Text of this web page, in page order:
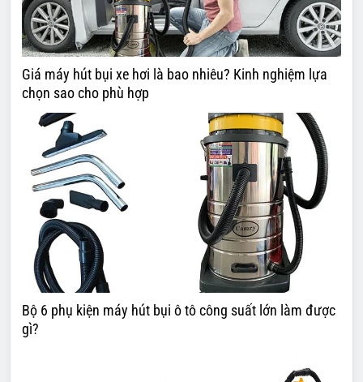
Giá máy hút bụi xe hơi là bao nhiêu? Kinh nghiệm lựa
chọn sao cho phù hợp
Bộ 6 phụ kiện máy hút bụi ô tô công suất lớn làm được
gì?